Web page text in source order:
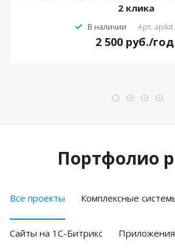
2 клика
В наличии Арт.
2 500 руб./год
Портфолио
Все проекты Комплексные
Cайты на 1С-Битрикс